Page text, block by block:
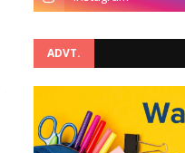
ADVT.